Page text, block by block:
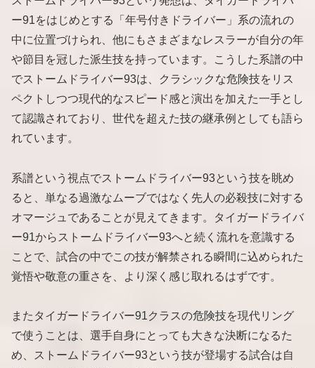
ー91をはじめとする「年号付きドライバー」系の流れの
中に位置づけられ、他にもさまざまなレスラーが自分の年
や節目を冠した派生技を持っています。こうした系譜の中
でストームドライバー93は、クラシックな危険技をリス
ペクトしつつ現代的なスピード感と演出を加えた一手とし
て認識されており、世代を超えた技の継承例としても語ら
れています。
系譜という視点でストームドライバー93という技を眺め
ると、単なる過激なムーブではなく先人の必殺技に対する
オマージュであることが見えてきます。タイガードライバ
ー91からストームドライバー93へと続く流れを意識する
ことで、試合の中でこの技が解禁される瞬間に込められた
覚悟や敬意の重さを、より深く感じ取れるはずです。
またタイガードライバー91クラスの危険技を現代リング
で使うことは、選手自身にとっても大きな決断になるた
め、ストームドライバー93という技が登場する試合は自